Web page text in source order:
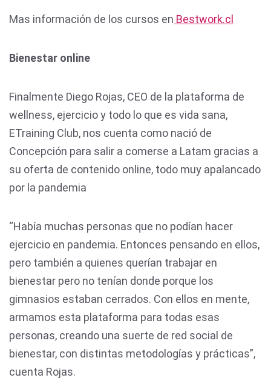
Mas información de los cursos en Bestwork.cl
Bienestar online
Finalmente Diego Rojas, CEO de la plataforma de
wellness, ejercicio y todo lo que es vida sana,
ETraining Club, nos cuenta como nació de
Concepción para salir a comerse a Latam gracias a
su oferta de contenido online, todo muy apalancado
por la pandemia
“Había muchas personas que no podían hacer
ejercicio en pandemia. Entonces pensando en ellos,
pero también a quienes querían trabajar en
bienestar pero no tenían donde porque los
gimnasios estaban cerrados. Con ellos en mente,
armamos esta plataforma para todas esas
personas, creando una suerte de red social de
bienestar, con distintas metodologías y prácticas”,
cuenta Rojas.